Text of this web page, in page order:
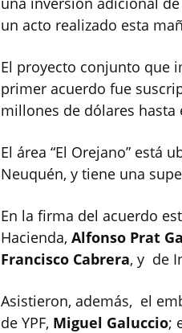
un acto realizado esta
El proyecto conjunto que
primer acuerdo fue
millones de dólares hasta
El área “El Orejano” está
Neuquén, y tiene una
En la firma del acuerdo
Hacienda, Alfonso Prat
Francisco Cabrera, y de
Asistieron, además, el
de YPF, Miguel Galuccio;